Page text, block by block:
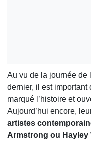
Au vu de la journée de
dernier, il est important
marqué l’histoire et
Aujourd’hui encore,
artistes
Armstrong ou Hayley